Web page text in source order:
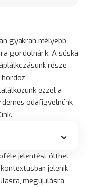
gyakran mélyebb
gondolnánk. A sóska
része
hordoz
ezzel a
odafigyelnünk
jelentést ölthet
jelenik
megújulásra